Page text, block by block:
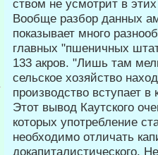
ством не усмотрит в
Вообще разбор данных
показывает много
главных "пшеничных
133 акров. "Лишь там
сельское хозяйство
производство вступает
Этот вывод Каутского
которых употребление
необходимо отличать
докапиталистиче­ского.